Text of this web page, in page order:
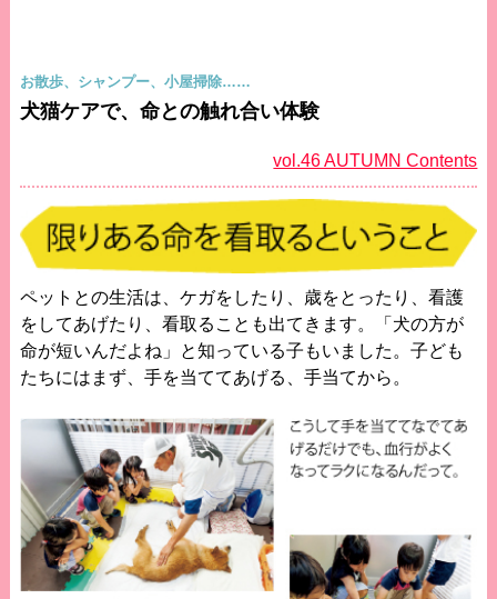
お散歩、シャンプー、小屋掃除……
犬猫ケアで、命との触れ合い体験
vol.46 AUTUMN Contents
ペットとの生活は、ケガをしたり、歳をとったり、看護
をしてあげたり、看取ることも出てきます。「犬の方が
命が短いんだよね」と知っている子もいました。子ども
たちにはまず、手を当ててあげる、手当てから。